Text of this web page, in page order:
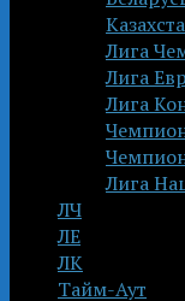
Лига
Лига
Лига
Лига
ЛЧ
ЛЕ
ЛК
Тайм-Аут